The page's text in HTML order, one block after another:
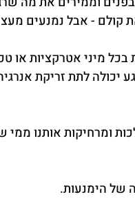
קולם - אבל נמנעים
מיני אטרקציות או
יכולה לתת זריקת
ומרחיקות אותנו
של הימנעות.